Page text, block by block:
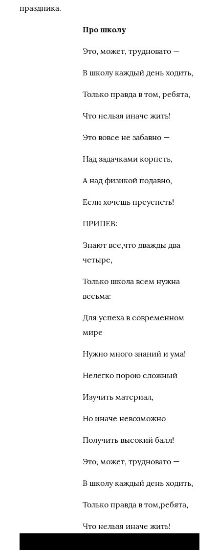
праздника.
Про школу
Это, может, трудновато —
В школу каждый день ходить,
Только правда в том, ребята,
Что нельзя иначе жить!
Это вовсе не забавно —
Над задачками корпеть,
А над физикой подавно,
Если хочешь преуспеть!
ПРИПЕВ:
Знают все,что дважды два
четыре,
Только школа всем нужна
весьма:
Для успеха в современном
мире
Нужно много знаний и ума!
Нелегко порою сложный
Изучить материал,
Но иначе невозможно
Получить высокий балл!
Это, может, трудновато —
В школу каждый день ходить,
Только правда в том,ребята,
Что нельзя иначе жить!